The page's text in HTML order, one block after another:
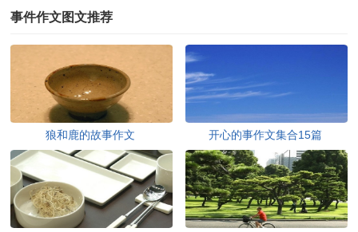
事件作文图文推荐
狼和鹿的故事作文 开心的事作文集合15篇